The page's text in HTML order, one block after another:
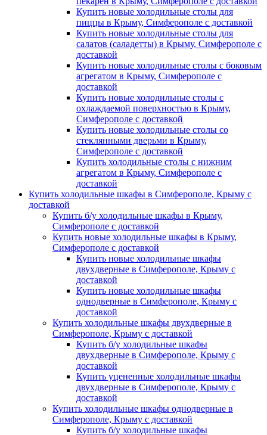
Купить новые холодильные столы для
пиццы в Крыму, Симферополе с доставкой
Купить новые холодильные столы для
салатов (саладетты) в Крыму, Симферополе с
доставкой
Купить новые холодильные столы с боковым
агрегатом в Крыму, Симферополе с
доставкой
Купить новые холодильные столы с
охлаждаемой поверхностью в Крыму,
Симферополе с доставкой
Купить новые холодильные столы со
стеклянными дверьми в Крыму,
Симферополе с доставкой
Купить холодильные столы с нижним
агрегатом в Крыму, Симферополе с
доставкой
Купить холодильные шкафы в Симферополе, Крыму с
доставкой
Купить б/у холодильные шкафы в Крыму,
Симферополе с доставкой
Купить новые холодильные шкафы в Крыму,
Симферополе с доставкой
Купить новые холодильные шкафы
двухдверные в Симферополе, Крыму с
доставкой
Купить новые холодильные шкафы
однодверные в Симферополе, Крыму с
доставкой
Купить холодильные шкафы двухдверные в
Симферополе, Крыму с доставкой
Купить б/у холодильные шкафы
двухдверные в Симферополе, Крыму с
доставкой
Купить уцененные холодильные шкафы
двухдверные в Симферополе, Крыму с
доставкой
Купить холодильные шкафы однодверные в
Симферополе, Крыму с доставкой
Купить б/у холодильные шкафы